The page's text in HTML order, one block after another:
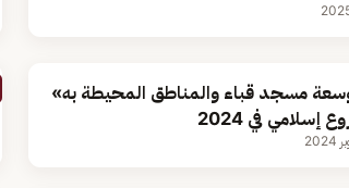
مسجد قباء والمناطق المحيطة به»
في 2024